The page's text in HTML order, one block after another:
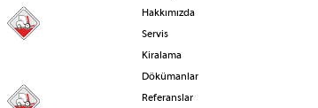
Hakkımızda
Servis
Kiralama
Dökümanlar
Referanslar